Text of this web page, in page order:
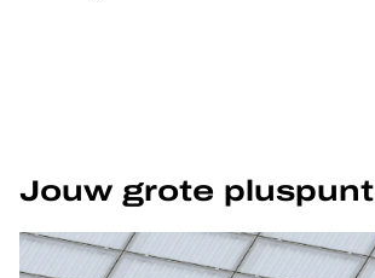
Jouw grote pluspunt